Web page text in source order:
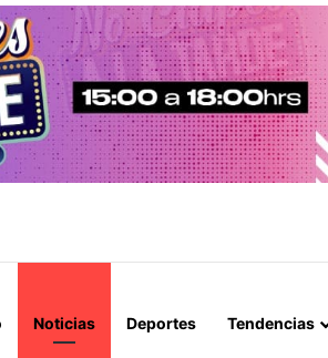
MIENTRAS EL RINOVIRUS LIDERARÁ LOS
Noticias Deportes Tendencias